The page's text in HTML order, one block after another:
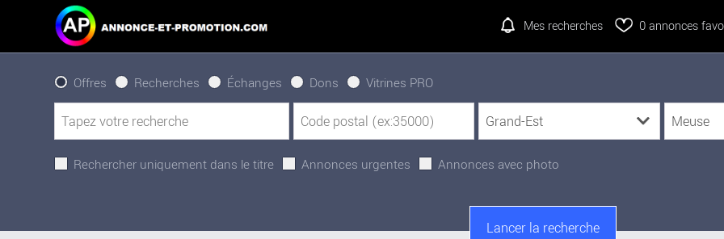
Mes recherches 0annonces
Offres Recherches Échanges Dons Vitrines PRO
Rechercher uniquement dans le titre Annonces urgentes Annonces avec photo